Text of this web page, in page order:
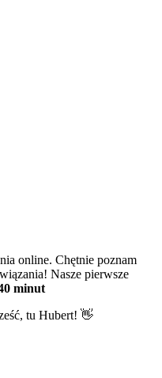
online. Chętnie poznam
Nasze pierwsze
minut
tu Hubert! 👋